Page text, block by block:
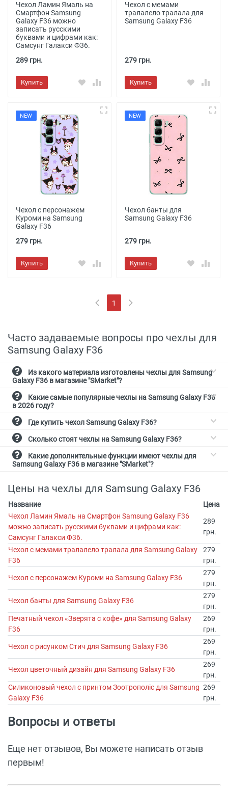
Чехол Ламин Ямаль на
Смартфон Samsung
Galaxy F36 можно
записать русскими
буквами и цифрами как:
Самсунг Галакси Ф36.
289 грн.
Купить
Чехол с мемами
тралалело тралала для
Samsung Galaxy F36
279 грн.
Купить
NEW
Чехол с персонажем
Куроми на Samsung
Galaxy F36
279 грн.
Купить
NEW
Чехол банты для
Samsung Galaxy F36
279 грн.
Купить
1
(current)
Часто задаваемые вопросы про чехлы для
Samsung Galaxy F36
Galaxy F36 в магазине "SMarket"?
в 2026 году?
Где купить чехол Samsung Galaxy F36?
Сколько стоят чехлы на Samsung Galaxy F36?
Samsung Galaxy F36 в магазине "SMarket"?
Цены на чехлы для Samsung Galaxy F36
Название
Цена
Чехол Ламин Ямаль на Смартфон Samsung Galaxy F36
можно записать русскими буквами и цифрами как:
Самсунг Галакси Ф36.
289
грн.
Чехол с мемами тралалело тралала для Samsung Galaxy
F36
279
грн.
Чехол с персонажем Куроми на Samsung Galaxy F36
279
грн.
Чехол банты для Samsung Galaxy F36
279
грн.
Печатный чехол «Зверята с кофе» для Samsung Galaxy
F36
269
грн.
Чехол с рисунком Стич для Samsung Galaxy F36
269
грн.
Чехол цветочный дизайн для Samsung Galaxy F36
269
грн.
Силиконовый чехол с принтом Зоотрополіс для Samsung
Galaxy F36
269
грн.
Вопросы и ответы
Еще нет отзывов, Вы можете написать отзыв
первым!